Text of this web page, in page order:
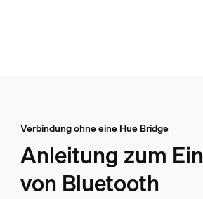
Verbindung ohne eine Hue Bridge
Anleitung zum
von Bluetooth